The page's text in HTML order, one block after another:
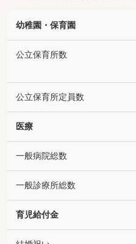
幼稚園・保育園
公立保育所数
公立保育所定員数
医療
一般病院総数
一般診療所総数
育児給付金